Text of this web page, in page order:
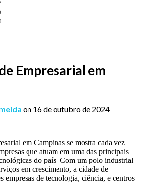
Empresarial em
on 16 de outubro de 2024
em Campinas se mostra cada vez
que atuam em uma das principais
do país. Com um polo industrial
em crescimento, a cidade de
empresas de tecnologia, ciência, e centros